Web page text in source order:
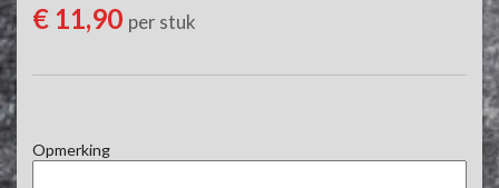
€ 11,90 per stuk
Opmerking